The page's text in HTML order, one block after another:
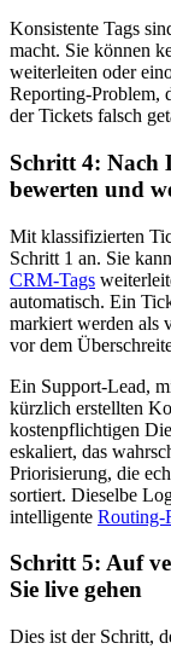
Konsistente Tags
macht. Sie können
weiterleiten oder
Reporting-Problem,
der Tickets falsch
Schritt 4: Nach
bewerten und
Mit klassifizierten
Schritt 1 an. Sie
CRM-Tags
automatisch. Ein
markiert werden als
vor dem
Ein Support-Lead,
kürzlich erstellten
kostenpflichtigen
eskaliert, das
Priorisierung, die
sortiert. Dieselbe
intelligente Routing-
Schritt 5: Auf
Sie live gehen
Dies ist der Schritt,